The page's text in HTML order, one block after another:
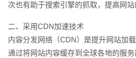
次也有助于搜索引擎的抓取，提高网站
二、采用CDN加速技术
内容分发网络（CDN）是提升网站加
通过将网站内容缓存到全球各地的服